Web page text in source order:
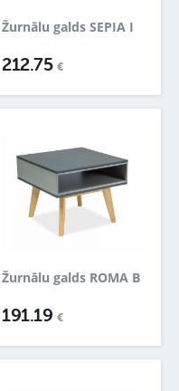
Žurnālu galds SEPIA I
212.75€
Žurnālu galds ROMA B
191.19€